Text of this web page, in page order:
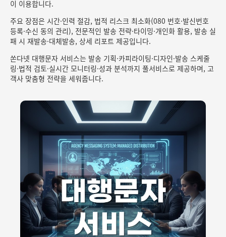
이 이용합니다.
주요 장점은 시간·인력 절감, 법적 리스크 최소화(080 번호·발신번호
등록·수신 동의 관리), 전문적인 발송 전략·타이밍·개인화 활용, 발송 실
패 시 재발송·대체발송, 상세 리포트 제공입니다.
쏜다넷 대행문자 서비스는 발송 기획·카피라이팅·디자인·발송 스케줄
링·법적 검토·실시간 모니터링·성과 분석까지 풀서비스로 제공하며, 고
객사 맞춤형 전략을 세워줍니다.